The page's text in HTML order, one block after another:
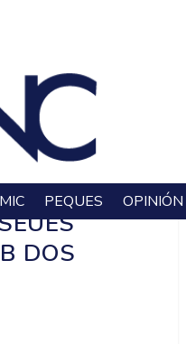
PEQUES OPINIÓN
DOS